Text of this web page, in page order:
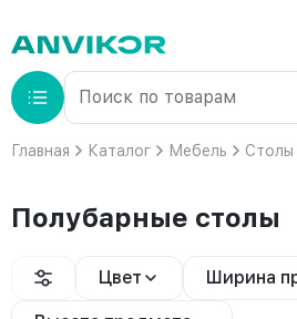
Главная Каталог Мебель Столы
Полубарные столы
Цвет Ширина